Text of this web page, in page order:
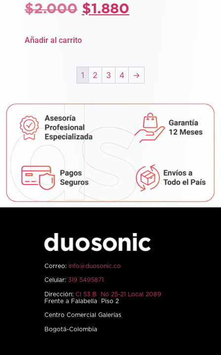
$2.000 $1.880
Añadir al carrito
1 2 3 4 →
Correo: info@duosonic.co
Celular: 319 5495871
Dirección: Cl 53 B No 25-21 Local 2089
Frente a Falabella Piso 2
Centro Comercial Galerías
Bogotá-Colombia